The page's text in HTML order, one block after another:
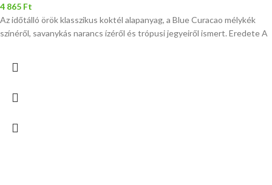
4 865 Ft
Az időtálló örök klasszikus koktél alapanyag, a Blue Curacao mélykék
színéről, savanykás narancs ízéről és trópusi jegyeiről ismert. Eredete A